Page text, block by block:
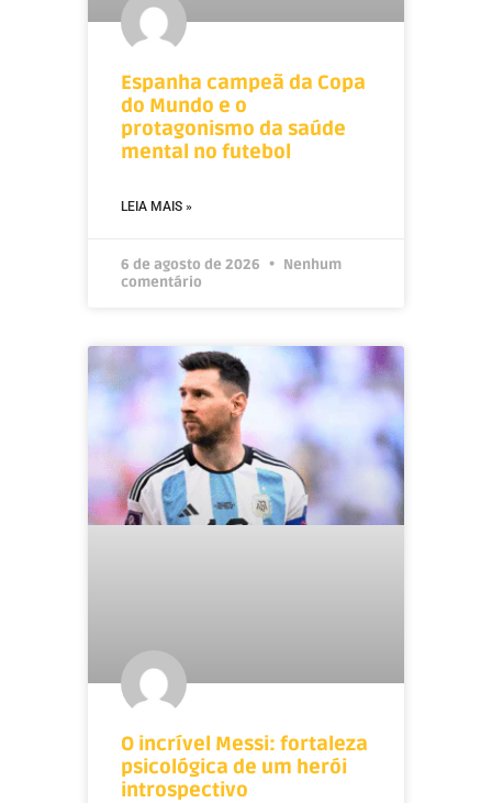
Espanha campeã da Copa
do Mundo e o
protagonismo da saúde
mental no futebol
LEIA MAIS »
6 de agosto de 2026
Nenhum
comentário
O incrível Messi: fortaleza
psicológica de um herói
introspectivo